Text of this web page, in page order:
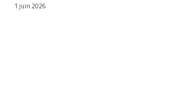
1 juin 2026